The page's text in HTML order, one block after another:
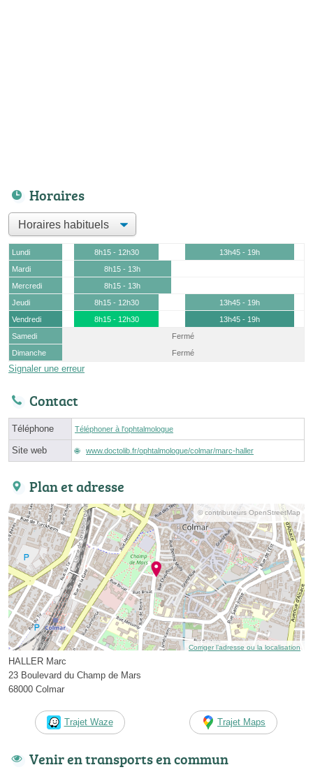
Horaires
Lundi 8h15 - 12h30
13h45 - 19h
Mardi
8h15 - 13h
Mercredi
8h15 - 13h
Jeudi
8h15 - 12h30
13h45 - 19h
Vendredi
8h15 - 12h30
13h45 - 19h
Samedi
Fermé
Dimanche
Fermé
Signaler une erreur
Contact
Téléphone Téléphoner à l'ophtalmologue
Site web www.doctolib.fr/ophtalmologue/colmar/marc-haller
Plan et adresse
© contributeurs OpenStreetMap
Corriger l’adresse ou la localisation
HALLER Marc
23 Boulevard du Champ de Mars
68000 Colmar
Trajet Waze Trajet Maps
Venir en transports en commun